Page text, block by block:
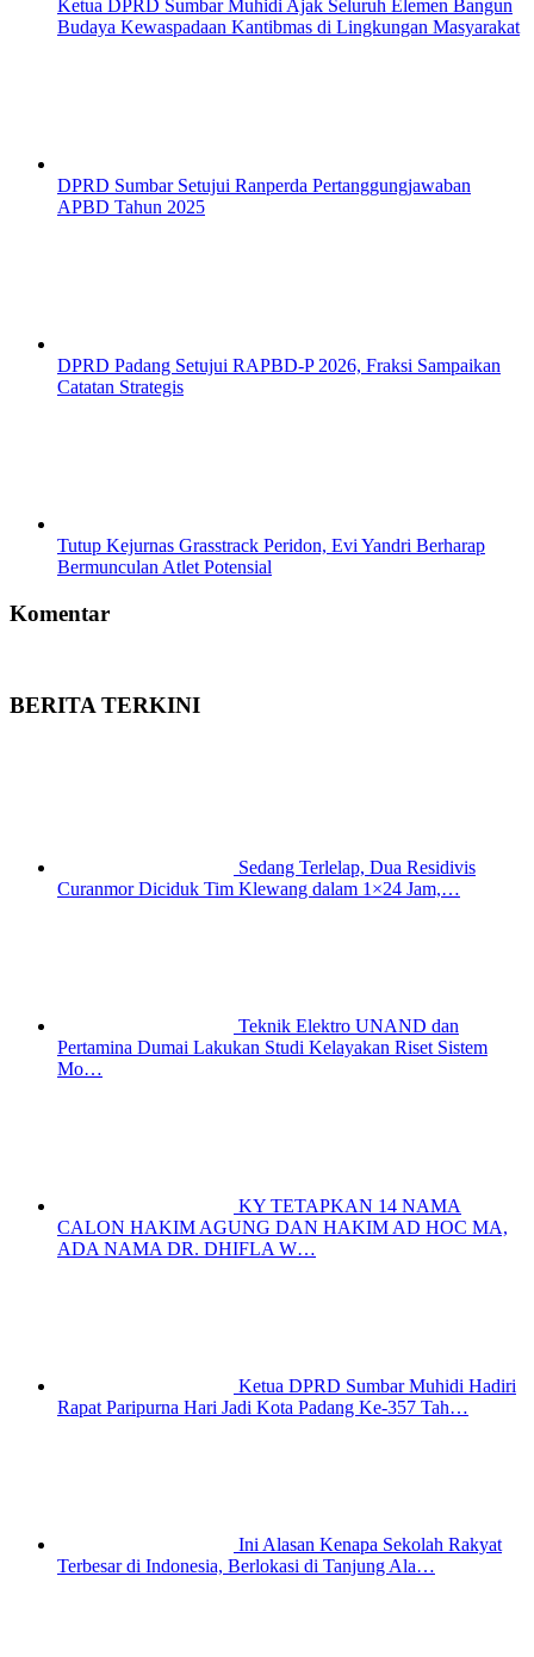
Ketua DPRD Sumbar Muhidi Ajak Seluruh Elemen Bangun
Budaya Kewaspadaan Kantibmas di Lingkungan Masyarakat
DPRD Sumbar Setujui Ranperda Pertanggungjawaban
APBD Tahun 2025
DPRD Padang Setujui RAPBD-P 2026, Fraksi Sampaikan
Catatan Strategis
Tutup Kejurnas Grasstrack Peridon, Evi Yandri Berharap
Bermunculan Atlet Potensial
Komentar
BERITA TERKINI
Sedang Terlelap, Dua Residivis
Curanmor Diciduk Tim Klewang dalam 1×24 Jam,…
Teknik Elektro UNAND dan
Pertamina Dumai Lakukan Studi Kelayakan Riset Sistem
Mo…
KY TETAPKAN 14 NAMA
CALON HAKIM AGUNG DAN HAKIM AD HOC MA,
ADA NAMA DR. DHIFLA W…
Ketua DPRD Sumbar Muhidi Hadiri
Rapat Paripurna Hari Jadi Kota Padang Ke-357 Tah…
Ini Alasan Kenapa Sekolah Rakyat
Terbesar di Indonesia, Berlokasi di Tanjung Ala…